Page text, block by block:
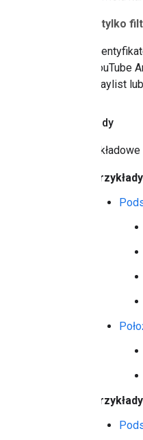
(tylko
YouTube
playlist
Przykłady
Te